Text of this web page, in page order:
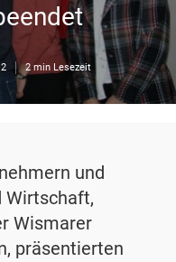
2 min Lesezeit
und
Wirtschaft,
Wismarer
präsentierten